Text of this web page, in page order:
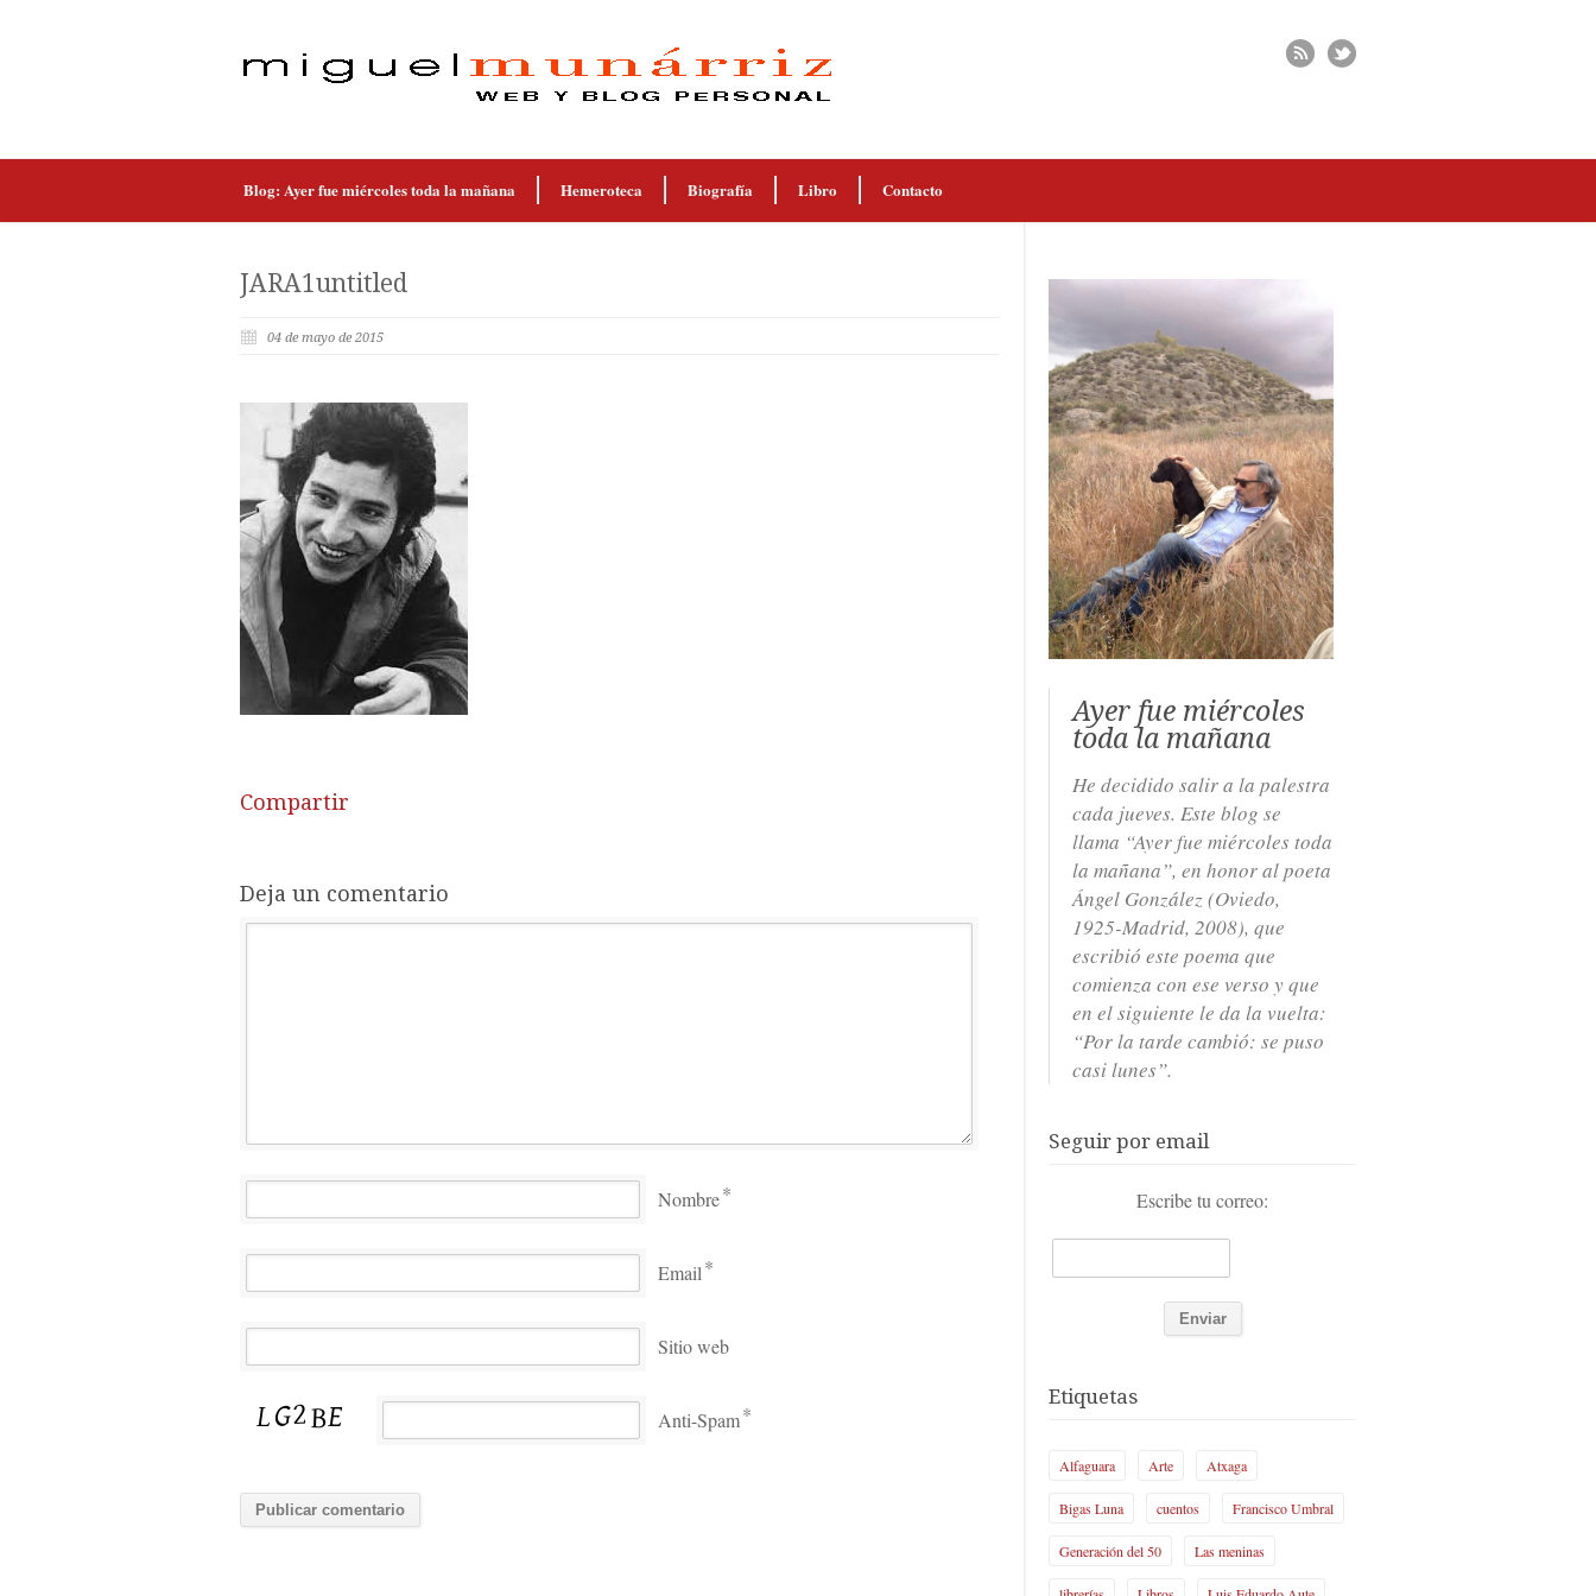
Blog: Ayer fue miércoles toda la mañana Hemeroteca Biografía Libro Contacto
JARA1untitled
04 de mayo de 2015
Compartir
Deja un comentario
Nombre*
Email*
Sitio web
Anti-Spam*
Ayer fue miércoles
toda la mañana
He decidido salir a la palestra
cada jueves. Este blog se
llama “Ayer fue miércoles toda
la mañana”, en honor al poeta
Ángel González (Oviedo,
1925-Madrid, 2008), que
escribió este poema que
comienza con ese verso y que
en el siguiente le da la vuelta:
“Por la tarde cambió: se puso
casi lunes”.
Seguir por email
Escribe tu correo:
Etiquetas
Alfaguara Arte Atxaga
Bigas Luna cuentos Francisco Umbral
Generación del 50 Las meninas